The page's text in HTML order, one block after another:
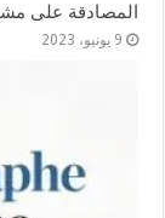
المصادقة على
9 يونيو، 2023